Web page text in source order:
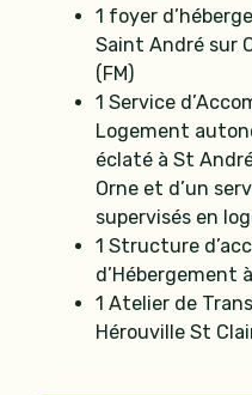
1 foyer
Saint André sur
(FM)
1 Service
Logement
éclaté à St
Orne et d’un
supervisés en
1 Structure
d’Hébergement
1 Atelier de
Hérouville St